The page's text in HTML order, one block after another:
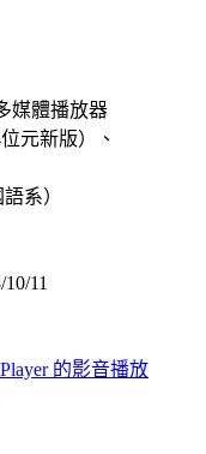
媒體播放器
元新版）、
系）
11
的影音播放